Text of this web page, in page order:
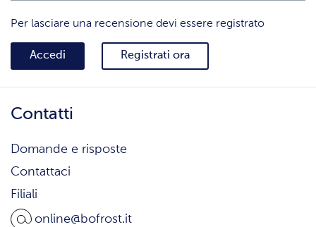
Per lasciare una recensione devi essere registrato
Accedi Registrati ora
Contatti
Domande e risposte
Contattaci
Filiali
online@bofrost.it